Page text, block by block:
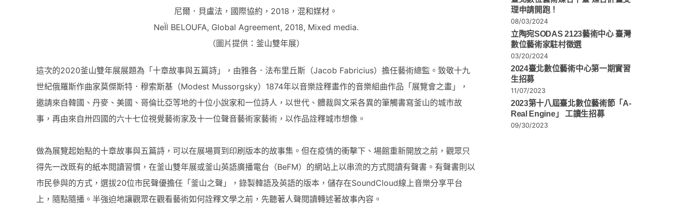
尼爾．貝盧法，國際協約，2018，混和媒材。
NeÏl BELOUFA, Global Agreement, 2018, Mixed media.
（圖片提供：釜山雙年展）
這次的2020釜山雙年展展題為「十章故事與五篇詩」，由雅各．法布里丘斯（Jacob Fabricius）擔任藝術總監。致敬十九
世紀俄羅斯作曲家莫傑斯特．穆索斯基（Modest Mussorgsky）1874年以音樂詮釋畫作的音樂組曲作品「展覽會之畫」，
邀請來自韓國、丹麥、美國、哥倫比亞等地的十位小說家和一位詩人，以世代、體裁與文采各異的筆觸書寫釜山的城市故
事，再由來自卅四國的六十七位視覺藝術家及十一位聲音藝術家藝術，以作品詮釋城市想像。
做為展覽起始點的十章故事與五篇詩，可以在展場買到印刷版本的故事集。但在疫情的衝擊下、場館重新開放之前，觀眾只
得先一改既有的紙本閱讀習慣，在釜山雙年展或釜山英語廣播電台（BeFM）的網站上以串流的方式閱讀有聲書。有聲書則以
市民參與的方式，選拔20位市民聲優擔任「釜山之聲」，錄製韓語及英語的版本，儲存在SoundCloud線上音樂分享平台
上，隨點隨播。半強迫地讓觀眾在觀看藝術如何詮釋文學之前，先聽著人聲閱讀轉述著故事內容。
理申請開跑！
08/03/2024
立陶宛SODAS 2123藝術中心 臺灣
數位藝術家駐村徵選
03/20/2024
2024臺北數位藝術中心第一期實習
生招募
11/07/2023
2023第十八屆臺北數位藝術節「A-
Real Engine」 工讀生招募
09/30/2023